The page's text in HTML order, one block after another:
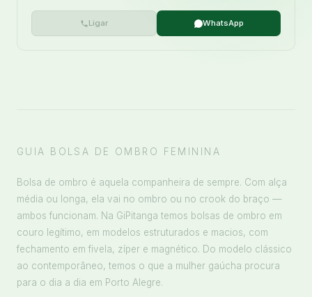
Ligar WhatsApp
GUIA BOLSA DE OMBRO FEMININA
Bolsa de ombro é aquela companheira de sempre. Com alça
média ou longa, ela vai no ombro ou no crook do braço —
ambos funcionam. Na GiPitanga temos bolsas de ombro em
couro legítimo, em modelos estruturados e macios, com
fechamento em fivela, zíper e magnético. Do modelo clássico
ao contemporâneo, temos o que a mulher gaúcha procura
para o dia a dia em Porto Alegre.